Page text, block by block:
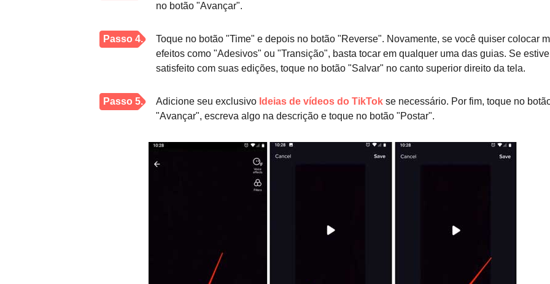
no botão "Avançar".
Passo 4.
Toque no botão "Time" e depois no botão "Reverse". Novamente, se você quiser colocar
efeitos como "Adesivos" ou "Transição", basta tocar em qualquer uma das guias. Se
satisfeito com suas edições, toque no botão "Salvar" no canto superior direito da tela.
Passo 5. Adicione seu exclusivo Ideias de vídeos do TikTok se necessário. Por fim, toque no
"Avançar", escreva algo na descrição e toque no botão "Postar".